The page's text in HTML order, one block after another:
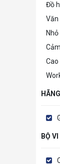
Đồ
Văn
Cao
BỘ